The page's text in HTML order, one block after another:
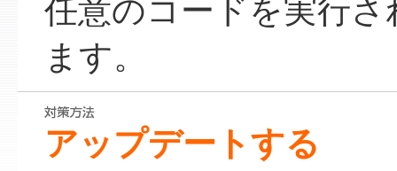
任意のコードを実行
ます。
アップデートする